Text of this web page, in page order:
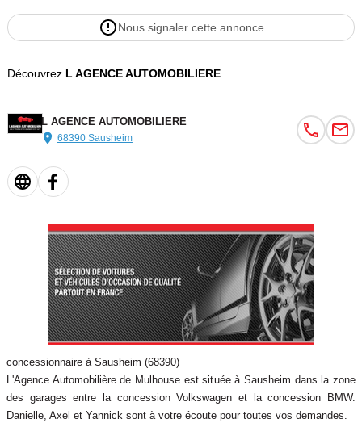
directement à l'agence.
Garanties possibles jusqu'à 60 mois (sous conditions à voir en
ATTENTION : La garantie légale de conformité ne s’applique pas
dans une vente entre particuliers.
Véhicule visible sur rendez-vous.
Nous signaler cette annonce
Découvrez L AGENCE AUTOMOBILIERE
L AGENCE AUTOMOBILIERE
68390 Sausheim
concessionnaire à Sausheim (68390)
L'Agence Automobilière de Mulhouse est située à Sausheim dans la zone
des garages entre la concession Volkswagen et la concession BMW.
Danielle, Axel et Yannick sont à votre écoute pour toutes vos demandes.